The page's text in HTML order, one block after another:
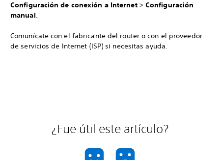
Configuración de conexión a Internet> Configuración
manual.
Comunícate con el fabricante del router o con el proveedor
de servicios de Internet (ISP) si necesitas ayuda.
¿Fue útil este artículo?